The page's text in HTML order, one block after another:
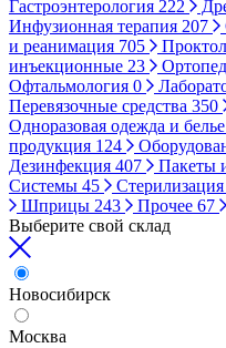
Гастроэнтерология 222
Инфузионная терапия 207
и реанимация 705
инъекционные 23
Офтальмология 0
Перевязочные средства 350
Одноразовая одежда и белье
продукция 124
Дезинфекция 407 Пакеты
Системы 45 Стерилизация
Шприцы 243 Прочее 67
Выберите свой склад
Новосибирск
Москва